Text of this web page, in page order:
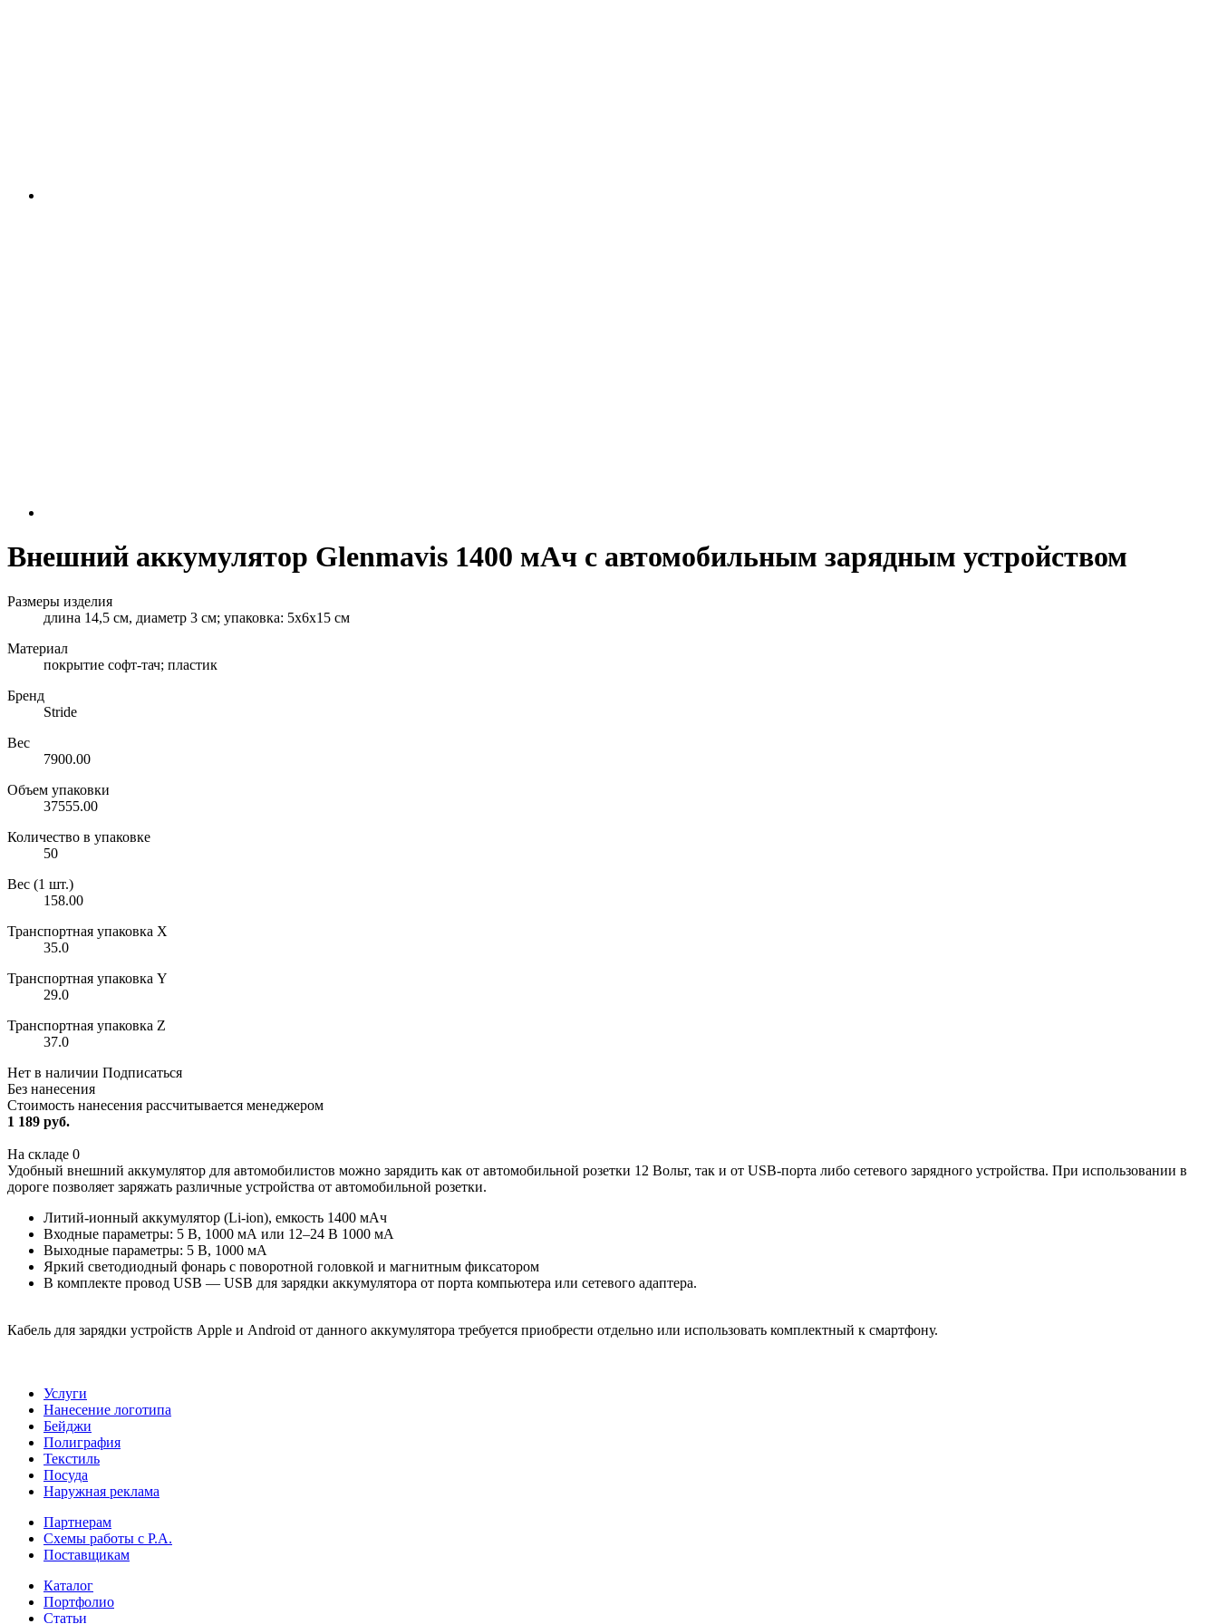
Внешний аккумулятор Glenmavis 1400 мАч с автомобильным зарядным устройством
Размеры изделия
длина 14,5 см, диаметр 3 см; упаковка: 5х6х15 см
Материал
покрытие софт-тач; пластик
Бренд
Stride
Вес
7900.00
Объем упаковки
37555.00
Количество в упаковке
50
Вес (1 шт.)
158.00
Транспортная упаковка X
35.0
Транспортная упаковка Y
29.0
Транспортная упаковка Z
37.0
Нет в наличии Подписаться
Без нанесения
Стоимость нанесения рассчитывается менеджером
1 189 руб.
На складе 0
Удобный внешний аккумулятор для автомобилистов можно зарядить как от автомобильной розетки 12 Вольт, так и от USB-порта либо сетевого зарядного устройства. При использовании в
дороге позволяет заряжать различные устройства от автомобильной розетки.
Литий-ионный аккумулятор (Li-ion), емкость 1400 мАч
Входные параметры: 5 В, 1000 мА или 12–24 В 1000 мА
Выходные параметры: 5 В, 1000 мА
Яркий светодиодный фонарь с поворотной головкой и магнитным фиксатором
В комплекте провод USB — USB для зарядки аккумулятора от порта компьютера или сетевого адаптера.
Кабель для зарядки устройств Apple и Android от данного аккумулятора требуется приобрести отдельно или использовать комплектный к смартфону.
Услуги
Нанесение логотипа
Бейджи
Полиграфия
Текстиль
Посуда
Наружная реклама
Партнерам
Схемы работы с Р.А.
Поставщикам
Каталог
Портфолио
Статьи